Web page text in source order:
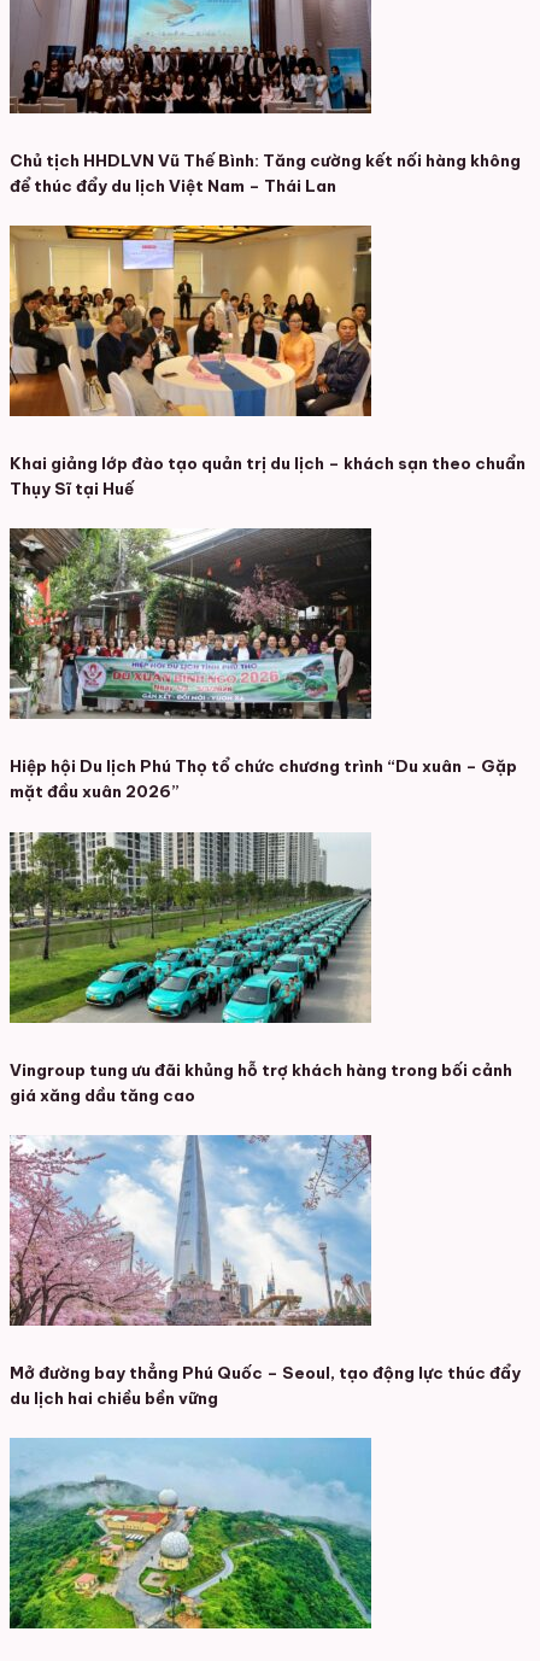
Chủ tịch HHDLVN Vũ Thế Bình: Tăng cường kết nối hàng không
để thúc đẩy du lịch Việt Nam – Thái Lan
Khai giảng lớp đào tạo quản trị du lịch – khách sạn theo chuẩn
Thụy Sĩ tại Huế
Hiệp hội Du lịch Phú Thọ tổ chức chương trình “Du xuân – Gặp
mặt đầu xuân 2026”
Vingroup tung ưu đãi khủng hỗ trợ khách hàng trong bối cảnh
giá xăng dầu tăng cao
Mở đường bay thẳng Phú Quốc – Seoul, tạo động lực thúc đẩy
du lịch hai chiều bền vững